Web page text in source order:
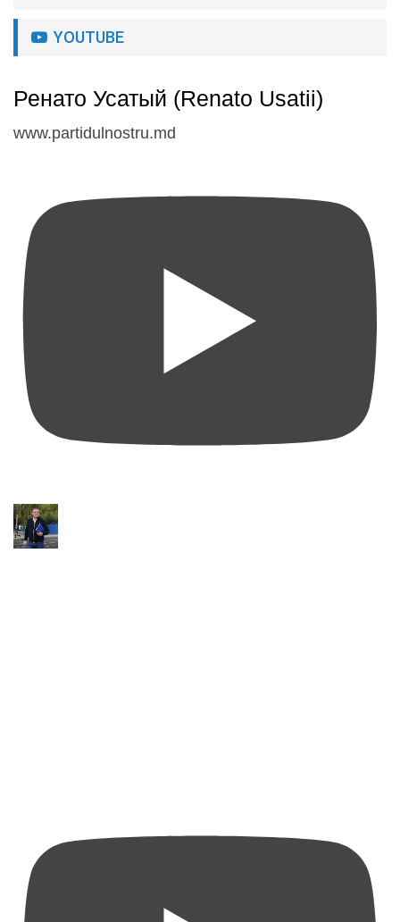
YOUTUBE
Ренато Усатый (Renato Usatii)
www.partidulnostru.md